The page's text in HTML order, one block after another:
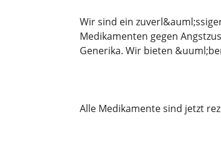
Wir sind ein
Medikamenten gegen
Generika. Wir bieten
Alle Medikamente sind jetzt